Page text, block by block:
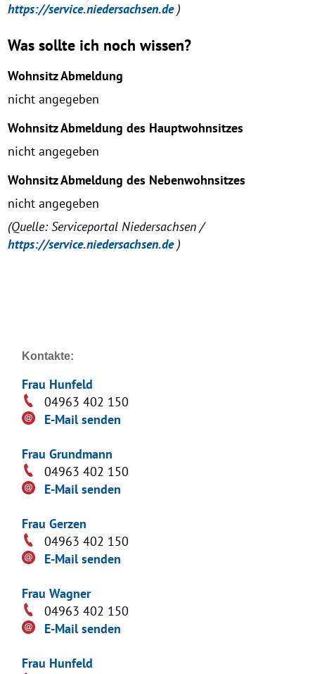
https://service.niedersachsen.de)
Was sollte ich noch wissen?
Wohnsitz Abmeldung
nicht angegeben
Wohnsitz Abmeldung des Hauptwohnsitzes
nicht angegeben
Wohnsitz Abmeldung des Nebenwohnsitzes
nicht angegeben
(Quelle: Serviceportal Niedersachsen /
https://service.niedersachsen.de)
Kontakte:
Frau Hunfeld
04963 402 150
E-Mail senden
Frau Grundmann
04963 402 150
E-Mail senden
Frau Gerzen
04963 402 150
E-Mail senden
Frau Wagner
04963 402 150
E-Mail senden
Frau Hunfeld